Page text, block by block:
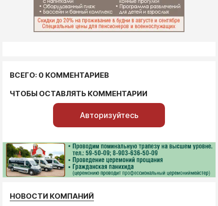
ВСЕГО: 0 КОММЕНТАРИЕВ
ЧТОБЫ ОСТАВЛЯТЬ КОММЕНТАРИИ
Авторизуйтесь
НОВОСТИ КОМПАНИЙ